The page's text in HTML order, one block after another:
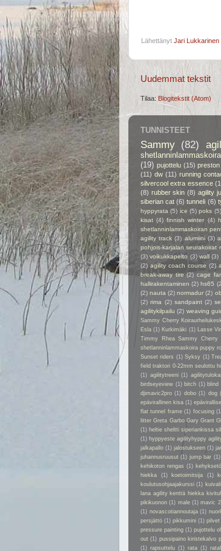
Lähettänyt Jari Lukkarinen
Uudemmat tekstit
Tilaa: Blogitekstit (Atom)
TUNNISTEET
Sammy (82)
shetlanninlammaskoira
(19) pujottelu (15) preston
(11) dw (11) running
silvercool extra essence
(8) rubber skin (8) agility
siberian cat (6) tunneli (6)
hyppyrata (5) ice (5) poks (5)
kisat (4) finnish winter (4)
shetlanninlammaskoiran
agility track (3) alumiini (3)
pohjois-karjalan seurakoirat
(3) voikukkapelto (3) wall (3)
(2) agility coach course (2)
break-away tire (2) cage
hallirakentaminen (2) hs65
(2) nauta (2) normadur (2)
(2) rima (2) sandpaint (2)
agilitykilpailu (2) weaving
Sammy Cherry
Esla (1) Kurkimäki (1) Lasse
Timmy Rhea Sammy Cherry
shetlanninlammaskoira puppy
Sunset riders (1) Syksy (1)
field traktori 0-22mm seulottu
(1) agilitytreeni (1)
birdseyeview (1) bitch (1) blind
djimavic2pro (1) dobo (1) dog
epävirallinen kisa (1)
flat tunnel frame (1) focusing
litter Greta Garbo Gary Grant
(1) heltie sheltti siperiankissa
(1) hyppyeste agilityhyppy
jalkapallo (1) jalostukseen (1)
juhannusruusut (1) jump bar (1)
kehikoton rengas (1)
hiekka
(1) koetoimitsija (1)
koulutusohjaajakurssi (1)
lana agility kenttä hiekka
pikikuonon (1) male (1) mavic
(1) novascotiannoutaja (1)
persjättö (1) pikkumini (1) pilvet
pressure painting (1) pujottelu
out (1) pussipaino kiristekalvo
(1) rapsuttelu (1) rata (1)